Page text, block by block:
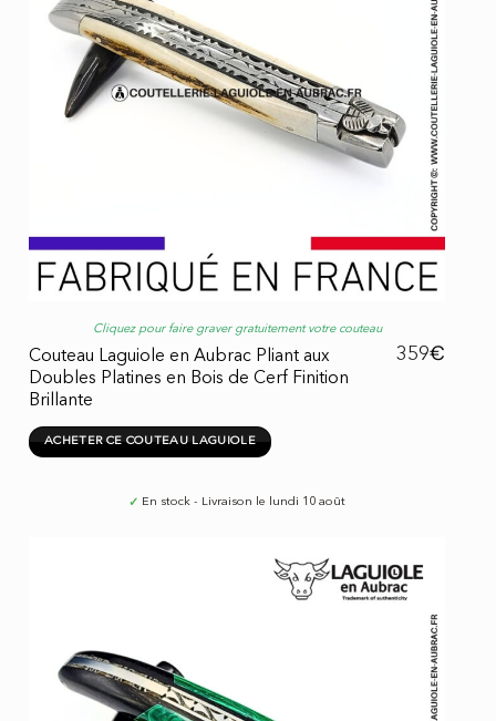
Cliquez pour faire graver gratuitement votre couteau
Couteau Laguiole en Aubrac Pliant aux
Doubles Platines en Bois de Cerf Finition
Brillante
359€
ACHETER CE COUTEAU LAGUIOLE
✓ En stock - Livraison le lundi 10 août